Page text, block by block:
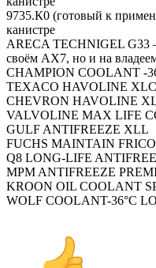
9735.К0 (готовый к
канистре
ARECA TECHNIGEL G33
своём AX7, но и на
CHAMPION COOLANT -
TEXACO HAVOLINE XLC
CHEVRON HAVOLINE
VALVOLINE MAX LIFE
GULF ANTIFREEZE XLL
FUCHS MAINTAIN
Q8 LONG-LIFE
MPM ANTIFREEZE
KROON OIL COOLANT
WOLF COOLANT-36°C